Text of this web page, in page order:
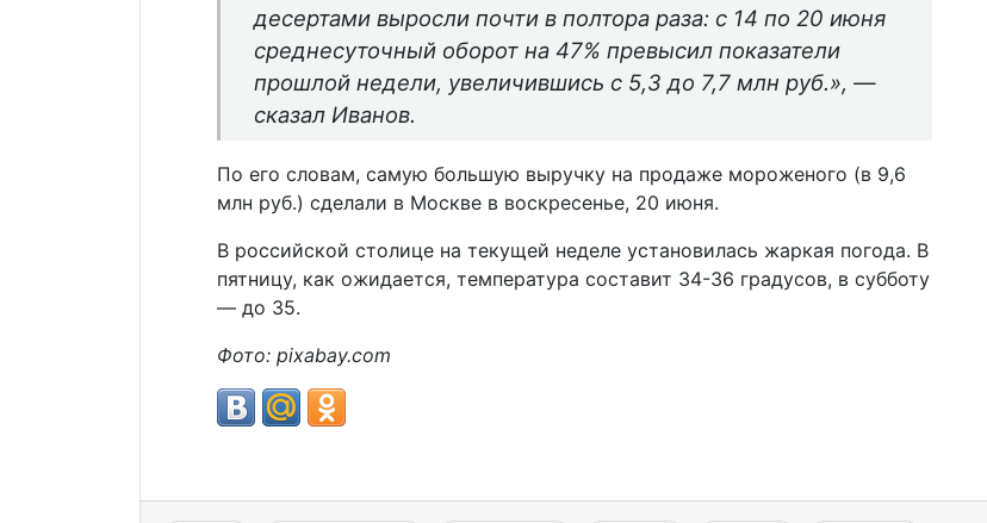
десертами выросли почти в полтора раза: с 14 по 20 июня
среднесуточный оборот на 47% превысил показатели
прошлой недели, увеличившись с 5,3 до 7,7 млн руб.», —
сказал Иванов.
По его словам, самую большую выручку на продаже мороженого (в 9,6
млн руб.) сделали в Москве в воскресенье, 20 июня.
В российской столице на текущей неделе установилась жаркая погода. В
пятницу, как ожидается, температура составит 34-36 градусов, в субботу
— до 35.
Фото: pixabay.com